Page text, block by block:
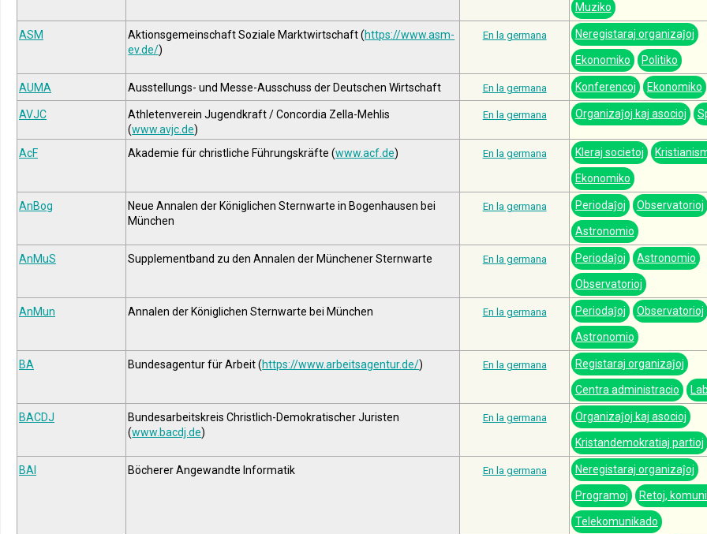
Muziko
ASM Aktionsgemeinschaft Soziale Marktwirtschaft (https://www.asm-
ev.de/)
En la germana Neregistaraj organizaĵoj
Ekonomiko Politiko
AUMA Ausstellungs- und Messe-Ausschuss der Deutschen Wirtschaft En la germana Konferencoj Ekonomiko
AVJC
Athletenverein Jugendkraft / Concordia Zella-Mehlis
(www.avjc.de)
En la germana Organizaĵoj kaj asocioj
AcF Akademie für christliche Führungskräfte (www.acf.de) En la germana Kleraj societoj
Ekonomiko
AnBog
Neue Annalen der Königlichen Sternwarte in Bogenhausen bei
München
En la germana Periodaĵoj Observatorioj
Astronomio
AnMuS Supplementband zu den Annalen der Münchener Sternwarte En la germana Periodaĵoj Astronomio
Observatorioj
AnMun Annalen der Königlichen Sternwarte bei München En la germana Periodaĵoj Observatorioj
Astronomio
BA Bundesagentur für Arbeit (https://www.arbeitsagentur.de/) En la germana Registaraj organizaĵoj
Centra administracio
BACDJ
Bundesarbeitskreis Christlich-Demokratischer Juristen
(www.bacdj.de)
En la germana Organizaĵoj kaj asocioj
Kristandemokratiaj partioj
BAI Böcherer Angewandte Informatik En la germana Neregistaraj organizaĵoj
Programoj Retoj,
Telekomunikado